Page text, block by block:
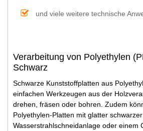
und viele weitere technische
Verarbeitung von Polyethylen
Schwarz
Schwarze Kunststoffplatten aus
einfachen Werkzeugen aus der
drehen, fräsen oder bohren. Zudem
Polyethylen-Platten mit glatter
Wasserstrahlschneidanlage oder einem